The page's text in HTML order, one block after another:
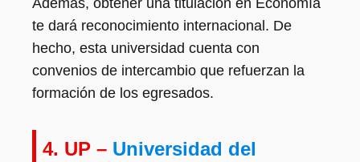
Además, obtener una titulación en Economía
te dará reconocimiento internacional. De
hecho, esta universidad cuenta con
convenios de intercambio que refuerzan la
formación de los egresados.
4. UP – Universidad del